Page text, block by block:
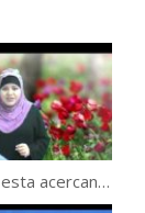
La Otra vida esta acercando !